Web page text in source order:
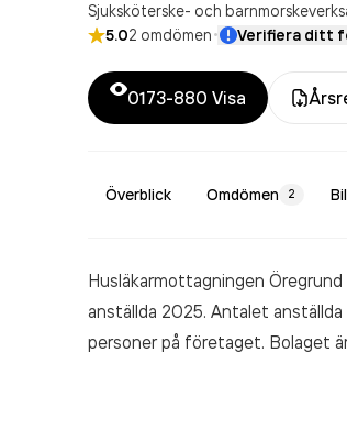
Sjuksköterske- och
5.02 omdömen· Verifiera ditt
0173-880 Visa
Överblick Omdömen 2
Husläkarmottagningen Öregrund
anställda 2025. Antalet
personer på företaget. Bolaget